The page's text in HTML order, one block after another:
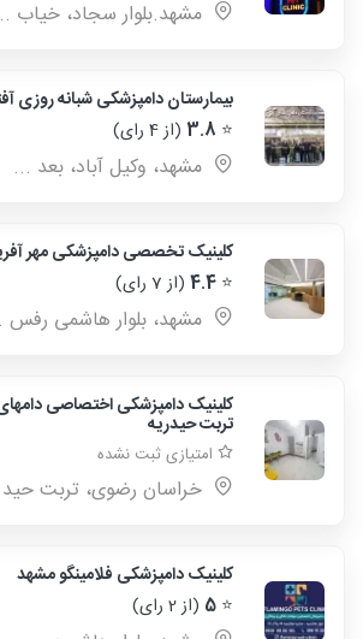
مشهد.بلوار سجاد، خیاب
بیمارستان دامپزشکی شبانه روزی
⭐
3.8 (از 4 رای)
مشهد، وکيل آباد، بعد ...
کلینیک تخصصی دامپزشکی مهر
⭐
4.4 (از 7 رای)
مشهد، بلوار هاشمی رفس
کلینیک دامپزشکی اختصاصی
تربت حیدریه
امتیازی ثبت نشده
خراسان رضوی، تربت
کلینیک دامپزشکی فلامینگو مشهد
⭐
5 (از 2 رای)